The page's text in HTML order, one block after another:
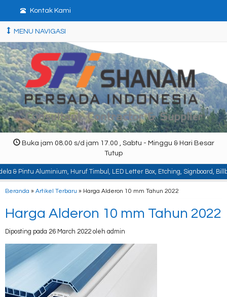
Kontak Kami
MENU NAVIGASI
Buka jam 08.00 s/d jam 17.00 , Sabtu - Minggu & Hari Besar
Tutup
Aluminium, Huruf Timbul, LED Letter Box, Etching, Signboard,
Beranda » Artikel Terbaru » Harga Alderon 10 mm Tahun 2022
Harga Alderon 10 mm Tahun 2022
Diposting pada 26 March 2022 oleh admin